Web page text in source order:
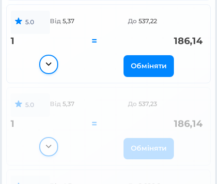
5.0 Від 5,37 До 537,22
1 = 186,14
Обміняти
5.0 Від 5,37 До 537,23
1 = 186,14
Обміняти